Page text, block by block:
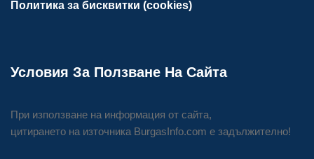
Политика за бисквитки (cookies)
Условия За Ползване На Сайта
При използване на информация от сайта,
цитирането на източника BurgasInfo.com е задължително!